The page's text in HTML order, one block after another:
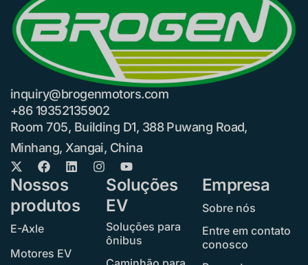
inquiry@brogenmotors.com
+86 19352135902
Room 705, Building D1, 388 Puwang Road,
Minhang, Xangai, China
Nossos
produtos
E-Axle
Motores EV
Soluções
EV
Soluções para
ônibus
Empresa
Sobre nós
Entre em contato
conosco